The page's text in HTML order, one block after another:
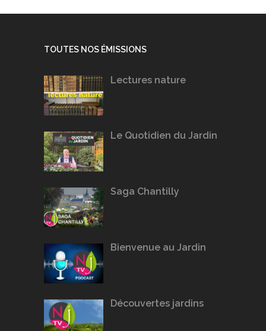
TOUTES NOS ÉMISSIONS
Lectures nature
Le Quotidien du Jardin
Saga Chantilly
Bienvenue au Jardin
Découvertes jardins